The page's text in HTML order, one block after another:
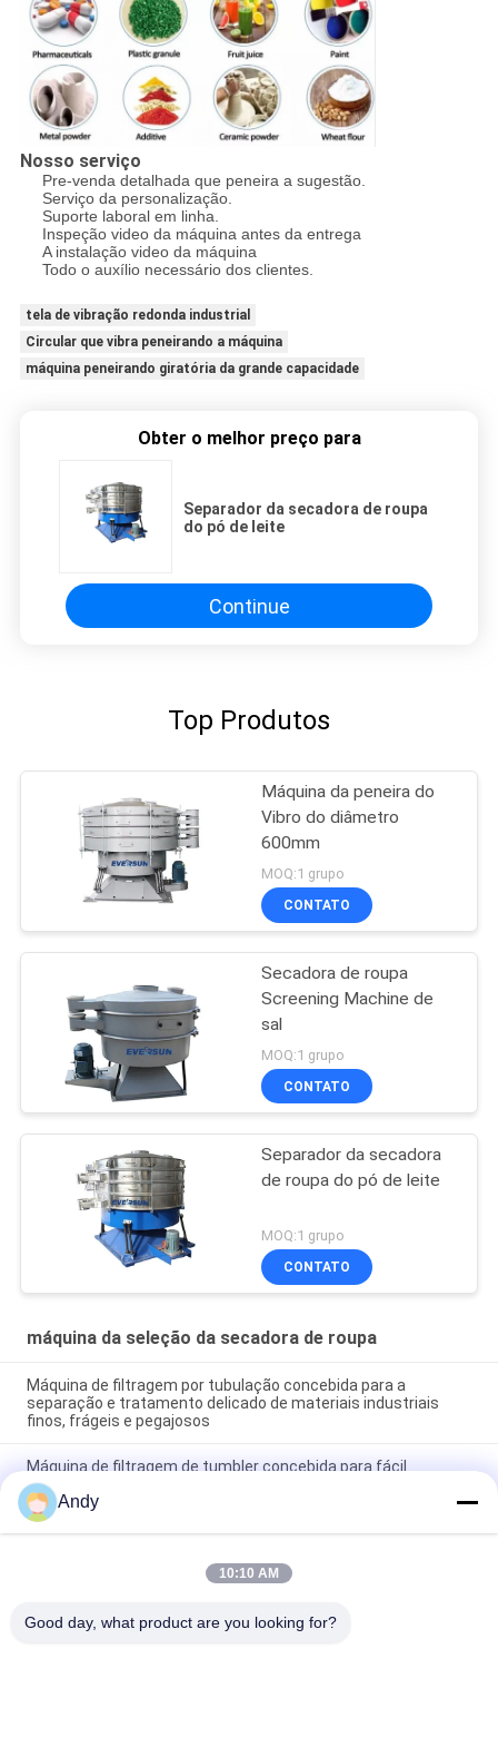
Nosso serviço
Pre-venda detalhada que peneira a sugestão.
Serviço da personalização.
Suporte laboral em linha.
Inspeção video da máquina antes da entrega
A instalação video da máquina
Todo o auxílio necessário dos clientes.
tela de vibração redonda industrial
Circular que vibra peneirando a máquina
máquina peneirando giratória da grande capacidade
Obter o melhor preço para
Separador da secadora de roupa
do pó de leite
Continue
Top Produtos
Máquina da peneira do
Vibro do diâmetro
600mm
MOQ:1 grupo
CONTATO
Secadora de roupa
Screening Machine de
sal
MOQ:1 grupo
CONTATO
Separador da secadora
de roupa do pó de leite
MOQ:1 grupo
CONTATO
máquina da seleção da secadora de roupa
Máquina de filtragem por tubulação concebida para a
separação e tratamento delicado de materiais industriais
finos, frágeis e pegajosos
Máquina de filtragem de tumbler concebida para fácil
manutenção e filtragem suave de materiais finos e pegajosos
frágeis na indústria
oferece uma classificação de tamanho de partícula de vários
níveis e um funcionamento estável com baixo ruído e
Andy
10:10 AM
Good day, what product are you looking for?